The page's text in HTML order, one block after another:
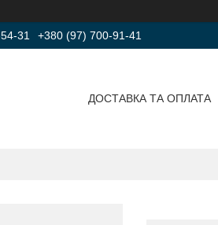
31 +380 (97) 700-91-41
ДОСТАВКА ТА ОПЛАТА